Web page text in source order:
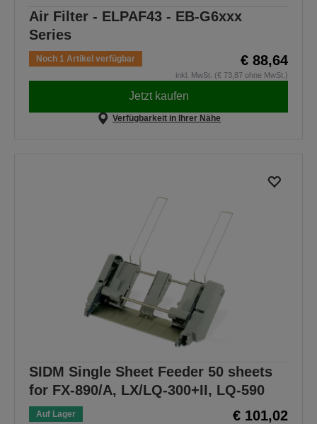
Air Filter - ELPAF43 - EB-G6xxx
Series
Noch 1 Artikel verfügbar € 88,64
inkl. MwSt. (€ 73,87 ohne MwSt.)
Jetzt kaufen
Verfügbarkeit in Ihrer Nähe
SIDM Single Sheet Feeder 50 sheets
for FX-890/A, LX/LQ-300+II, LQ-590
Auf Lager € 101,02